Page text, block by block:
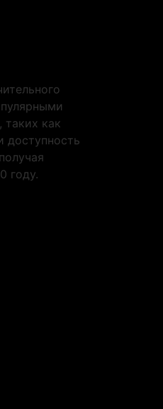
как
доступность
году.